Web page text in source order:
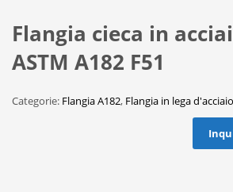
Flangia cieca in
ASTM A182 F51
Categorie: Flangia A182, Flangia in lega d'acciaio